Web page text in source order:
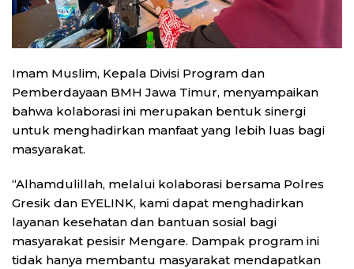
Imam Muslim, Kepala Divisi Program dan
Pemberdayaan BMH Jawa Timur, menyampaikan
bahwa kolaborasi ini merupakan bentuk sinergi
untuk menghadirkan manfaat yang lebih luas bagi
masyarakat.
“Alhamdulillah, melalui kolaborasi bersama Polres
Gresik dan EYELINK, kami dapat menghadirkan
layanan kesehatan dan bantuan sosial bagi
masyarakat pesisir Mengare. Dampak program ini
tidak hanya membantu masyarakat mendapatkan